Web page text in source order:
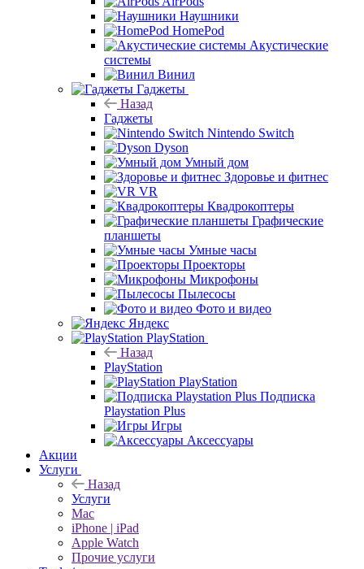
Наушники
HomePod
Акустические
системы
Винил
Гаджеты
Назад
Гаджеты
Nintendo Switch
Dyson
Умный дом
Здоровье и фитнес
VR
Квадрокоптеры
Графические
планшеты
Умные часы
Проекторы
Микрофоны
Пылесосы
Фото и видео
Яндекс
PlayStation
Назад
PlayStation
PlayStation
Подписка
Playstation Plus
Игры
Аксессуары
Акции
Услуги
Назад
Услуги
Mac
iPhone | iPad
Apple Watch
Прочие услуги